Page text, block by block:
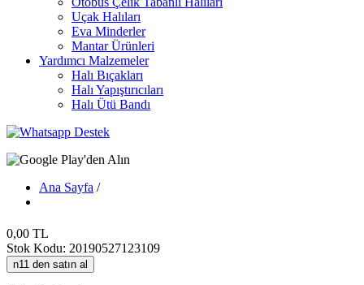
Uçak Halıları
Eva Minderler
Mantar Ürünleri
Yardımcı Malzemeler
Halı Bıçakları
Halı Yapıştırıcıları
Halı Ütü Bandı
Ana Sayfa /
0,00 TL
Stok Kodu: 20190527123109
n11 den satın al